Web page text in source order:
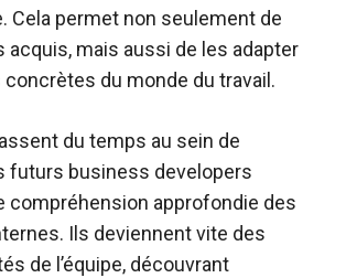
Cela permet non seulement de
acquis, mais aussi de les adapter
du monde du travail.
du temps au sein de
futurs business developers
compréhension approfondie des
Ils deviennent vite des
de l’équipe, découvrant